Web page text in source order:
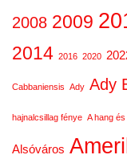
2008 2009
2014 2016 2020
Cabbaniensis Ady Ady
hajnalcsillag fénye A hang
Alsóváros